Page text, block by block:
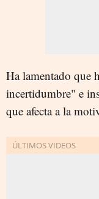
Ha lamentado que
incertidumbre" e
que afecta a la